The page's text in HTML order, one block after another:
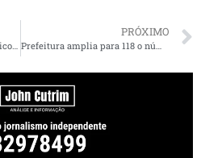
PRÓXIMO